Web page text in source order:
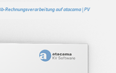
Rechnungsverarbeitung auf atacama | PV